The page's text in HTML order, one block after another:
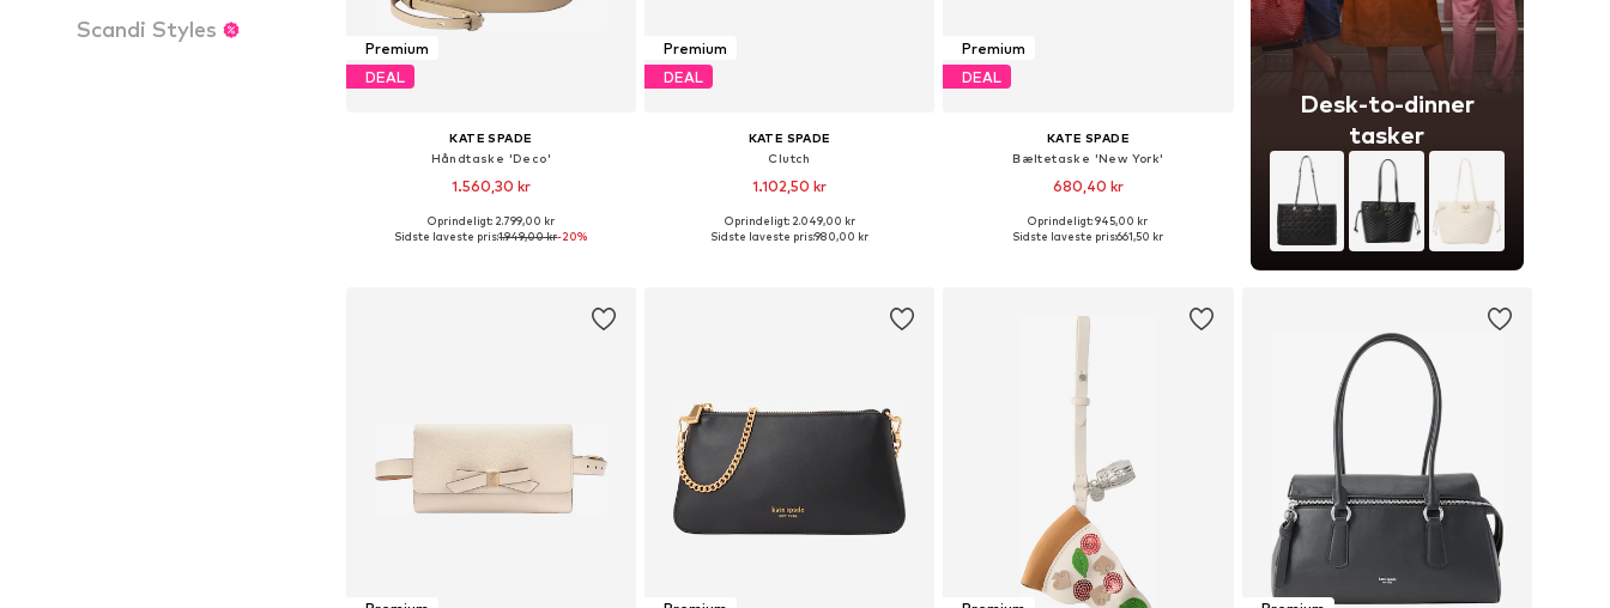
Scandi Styles
Premium
DEAL
KATE SPADE
Håndtaske 'Deco'
1.560,30 kr
Tilgængelige størrelser: One Size
Oprindeligt: 2.799,00 kr
Sidste laveste pris:1.949,00 kr-20%
Premium
DEAL
KATE SPADE
Clutch
1.102,50 kr
Tilgængelige størrelser: One Size
Oprindeligt: 2.049,00 kr
Sidste laveste pris:980,00 kr
Premium
DEAL
KATE SPADE
Bæltetaske 'New York'
680,40 kr
Tilgængelige størrelser: S/M, L/XL
Oprindeligt: 945,00 kr
Sidste laveste pris:661,50 kr
Desk-to-dinner
tasker